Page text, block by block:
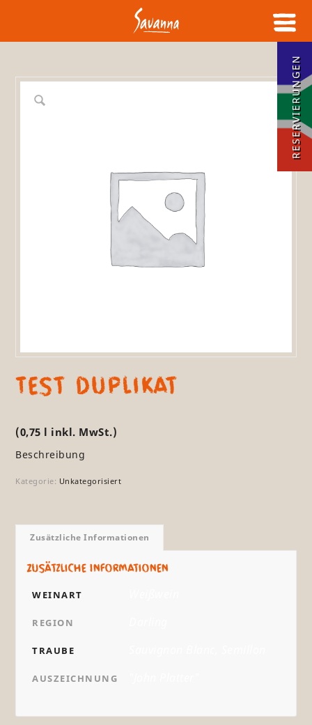
Test Duplikat
(0,75 l inkl. MwSt.)
Beschreibung
Kategorie: Unkategorisiert
Zusätzliche Informationen
Zusätzliche Informationen
WEINART
REGION
TRAUBE
AUSZEICHNUNG
RESERVIERUNGEN